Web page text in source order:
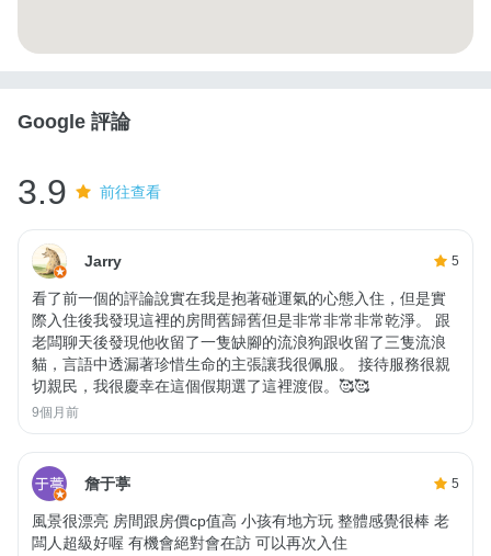
Google 評論
3.9 前往查看
Jarry 5
看了前一個的評論說實在我是抱著碰運氣的心態入住，但是實
際入住後我發現這裡的房間舊歸舊但是非常非常非常乾淨。 跟
老闆聊天後發現他收留了一隻缺腳的流浪狗跟收留了三隻流浪
貓，言語中透漏著珍惜生命的主張讓我很佩服。 接待服務很親
切親民，我很慶幸在這個假期選了這裡渡假。🥰🥰
9個月前
詹于葶 5
風景很漂亮 房間跟房價cp值高 小孩有地方玩 整體感覺很棒 老
闆人超級好喔 有機會絕對會在訪 可以再次入住